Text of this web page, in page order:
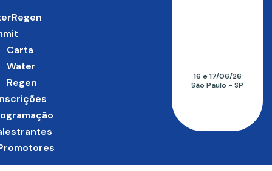
16 e 17/06/26
São Paulo - SP
Carta
Water
Regen